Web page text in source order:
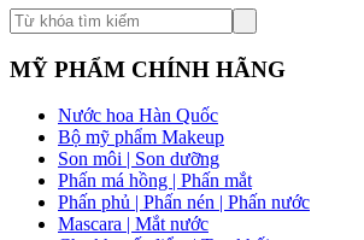
MỸ PHẨM CHÍNH HÃNG
Nước hoa Hàn Quốc
Bộ mỹ phẩm Makeup
Son môi | Son dưỡng
Phấn má hồng | Phấn mắt
Phấn phủ | Phấn nén | Phấn nước
Mascara | Mắt nước